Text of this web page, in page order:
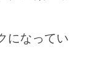
になってい